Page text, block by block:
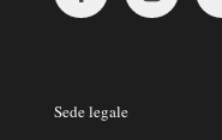
Sede legale